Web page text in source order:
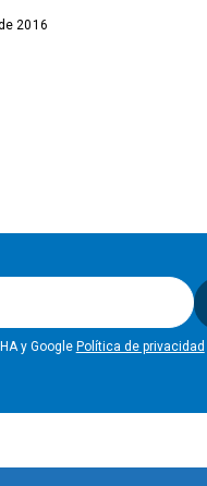
2016
y Google Política de privacidad